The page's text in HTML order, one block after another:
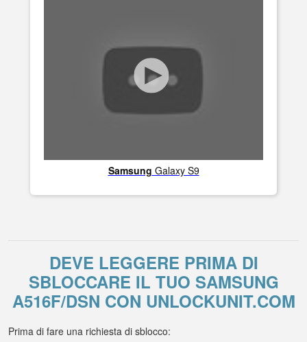
Samsung Galaxy S9
DEVE LEGGERE PRIMA DI
SBLOCCARE IL TUO SAMSUNG
A516F/DSN CON UNLOCKUNIT.COM
Prima di fare una richiesta di sblocco: